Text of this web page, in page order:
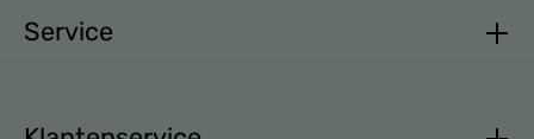
Service